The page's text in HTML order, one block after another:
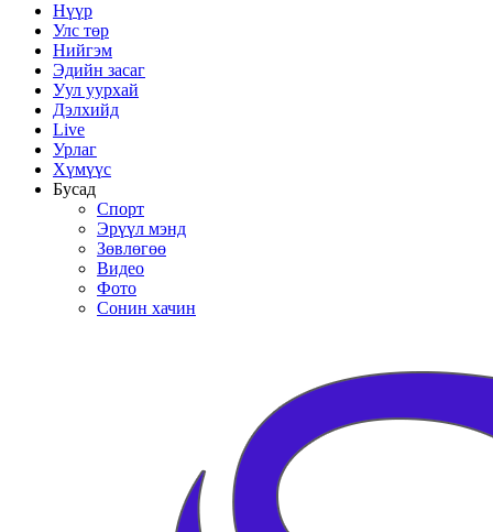
Нүүр
Улс төр
Нийгэм
Эдийн засаг
Уул уурхай
Дэлхийд
Live
Урлаг
Хүмүүс
Бусад
Спорт
Эрүүл мэнд
Зөвлөгөө
Видео
Фото
Сонин хачин